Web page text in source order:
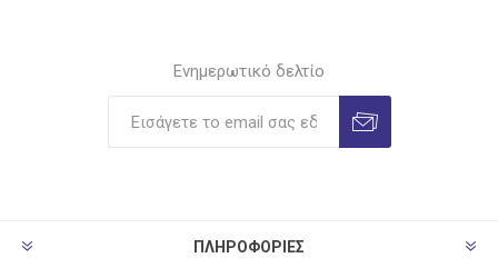
Ενημερωτικό δελτίο
ΠΛΗΡΟΦΟΡΊΕΣ